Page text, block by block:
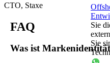
CTO, Staxe
FAQ
Was ist
Sie
Sie